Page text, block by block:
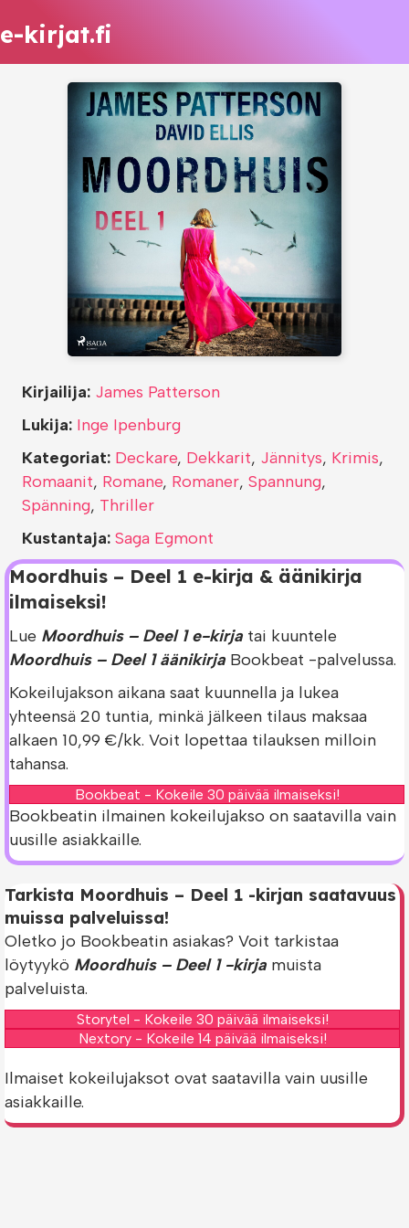
e-kirjat.fi
Moordhuis – Deel 1 e-kirja & äänikirja
ilmaiseksi!
Lue Moordhuis – Deel 1 e-kirja tai kuuntele
Moordhuis – Deel 1 äänikirja Bookbeat -palvelussa.
Kokeilujakson aikana saat kuunnella ja lukea
yhteensä 20 tuntia, minkä jälkeen tilaus maksaa
alkaen 10,99 €/kk. Voit lopettaa tilauksen milloin
tahansa.
Bookbeat - Kokeile 30 päivää ilmaiseksi!
Bookbeatin ilmainen kokeilujakso on saatavilla vain
uusille asiakkaille.
Kirjailija: James Patterson
Lukija: Inge Ipenburg
Kategoriat: Deckare, Dekkarit, Jännitys, Krimis,
Romaanit, Romane, Romaner, Spannung,
Spänning, Thriller
Kustantaja: Saga Egmont
Tarkista Moordhuis – Deel 1 -kirjan saatavuus
muissa palveluissa!
Oletko jo Bookbeatin asiakas? Voit tarkistaa
löytyykö Moordhuis – Deel 1 -kirja muista
palveluista.
Storytel - Kokeile 30 päivää ilmaiseksi!
Nextory - Kokeile 14 päivää ilmaiseksi!
Ilmaiset kokeilujaksot ovat saatavilla vain uusille
asiakkaille.